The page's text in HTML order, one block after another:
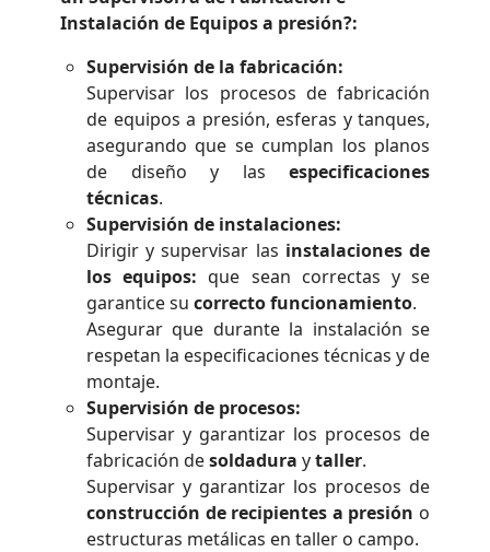
Instalación de Equipos a presión?:
Supervisión de la fabricación:
Supervisar los procesos de fabricación
de equipos a presión, esferas y tanques,
asegurando que se cumplan los planos
de diseño y las especificaciones
técnicas.
Supervisión de instalaciones:
Dirigir y supervisar las instalaciones de
los equipos: que sean correctas y se
garantice su correcto funcionamiento.
Asegurar que durante la instalación se
respetan la especificaciones técnicas y de
montaje.
Supervisión de procesos:
Supervisar y garantizar los procesos de
fabricación desoldadura ytaller.
Supervisar y garantizar los procesos de
construcción de recipientes a presión o
estructuras metálicas en taller o campo.